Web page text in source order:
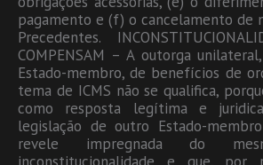
pagamento e (f) o cancelamento de
Precedentes.
COMPENSAM – A outorga
Estado-membro, de benefícios de
tema de ICMS não se qualifica,
como resposta legítima e
legislação de outro Estado-
revele impregnada do